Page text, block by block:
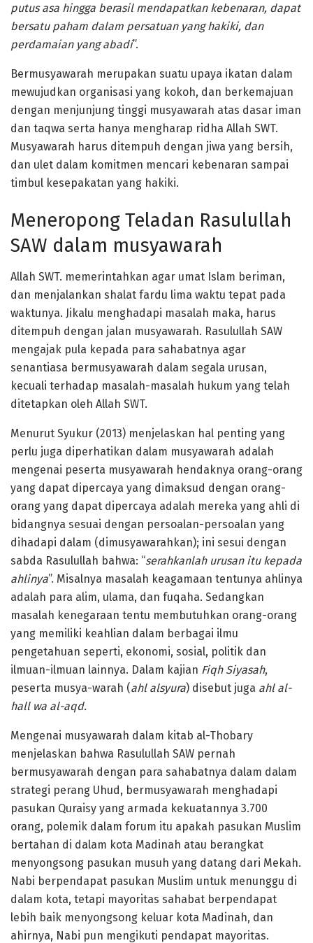
putus asa hingga berasil mendapatkan kebenaran, dapat
bersatu paham dalam persatuan yang hakiki, dan
perdamaian yang abadi”.
Bermusyawarah merupakan suatu upaya ikatan dalam
mewujudkan organisasi yang kokoh, dan berkemajuan
dengan menjunjung tinggi musyawarah atas dasar iman
dan taqwa serta hanya mengharap ridha Allah SWT.
Musyawarah harus ditempuh dengan jiwa yang bersih,
dan ulet dalam komitmen mencari kebenaran sampai
timbul kesepakatan yang hakiki.
Meneropong Teladan Rasulullah
SAW dalam musyawarah
Allah SWT. memerintahkan agar umat Islam beriman,
dan menjalankan shalat fardu lima waktu tepat pada
waktunya. Jikalu menghadapi masalah maka, harus
ditempuh dengan jalan musyawarah. Rasulullah SAW
mengajak pula kepada para sahabatnya agar
senantiasa bermusyawarah dalam segala urusan,
kecuali terhadap masalah-masalah hukum yang telah
ditetapkan oleh Allah SWT.
Menurut Syukur (2013) menjelaskan hal penting yang
perlu juga diperhatikan dalam musyawarah adalah
mengenai peserta musyawarah hendaknya orang-orang
yang dapat dipercaya yang dimaksud dengan orang-
orang yang dapat dipercaya adalah mereka yang ahli di
bidangnya sesuai dengan persoalan-persoalan yang
dihadapi dalam (dimusyawarahkan); ini sesui dengan
sabda Rasulullah bahwa: “serahkanlah urusan itu kepada
ahlinya”. Misalnya masalah keagamaan tentunya ahlinya
adalah para alim, ulama, dan fuqaha. Sedangkan
masalah kenegaraan tentu membutuhkan orang-orang
yang memiliki keahlian dalam berbagai ilmu
pengetahuan seperti, ekonomi, sosial, politik dan
ilmuan-ilmuan lainnya. Dalam kajian Fiqh Siyasah,
peserta musya-warah (ahl alsyura) disebut juga ahl al-
hall wa al-aqd.
Mengenai musyawarah dalam kitab al-Thobary
menjelaskan bahwa Rasulullah SAW pernah
bermusyawarah dengan para sahabatnya dalam dalam
strategi perang Uhud, bermusyawarah menghadapi
pasukan Quraisy yang armada kekuatannya 3.700
orang, polemik dalam forum itu apakah pasukan Muslim
bertahan di dalam kota Madinah atau berangkat
menyongsong pasukan musuh yang datang dari Mekah.
Nabi berpendapat pasukan Muslim untuk menunggu di
dalam kota, tetapi mayoritas sahabat berpendapat
lebih baik menyongsong keluar kota Madinah, dan
ahirnya, Nabi pun mengikuti pendapat mayoritas.